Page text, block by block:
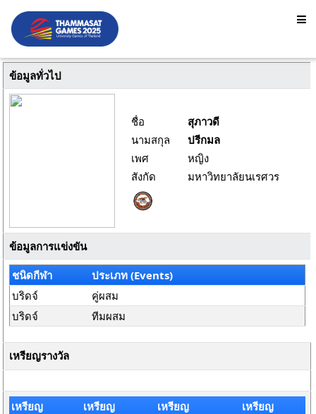
ข้อมูลทั่วไป
ชื่อ
สุภาวดี
นามสกุล
ปรีกมล
เพศ
หญิง
สังกัด
มหาวิทยาลัยนเรศวร
ข้อมูลการแข่งขัน
ชนิดกีฬา
ประเภท (Events)
บริดจ์
คู่ผสม
บริดจ์
ทีมผสม
เหรียญรางวัล
เหรียญ
เหรียญ
เหรียญ
เหรียญ